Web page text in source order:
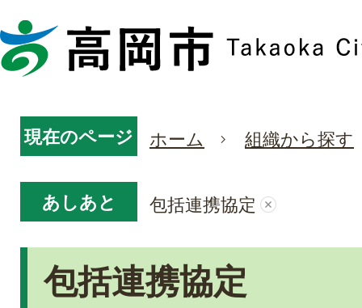
現在のページ ホーム 組織から探す
あしあと 包括連携協定
包括連携協定